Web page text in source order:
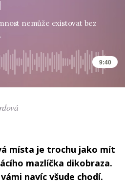
nemůže existovat bez
9:40
místa je trochu jako mít
mazlíčka dikobraza.
navíc všude chodí.